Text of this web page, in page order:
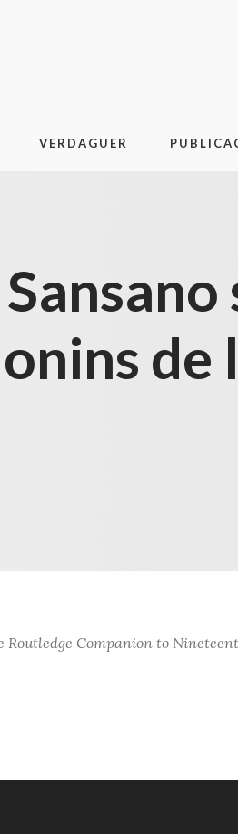
VERDAGUER
Routledge Companion to